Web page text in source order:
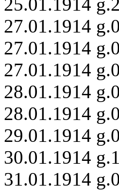
27.01.1914
27.01.1914
27.01.1914
28.01.1914
28.01.1914
29.01.1914
30.01.1914
31.01.1914